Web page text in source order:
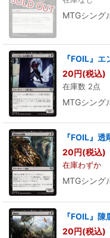
MTGシング
『FOIL』
20円(税込)
在庫数 2点
MTGシング
『FOIL』
20円(税込)
在庫わずか
MTGシング
『FOIL』陳
20円(税込)